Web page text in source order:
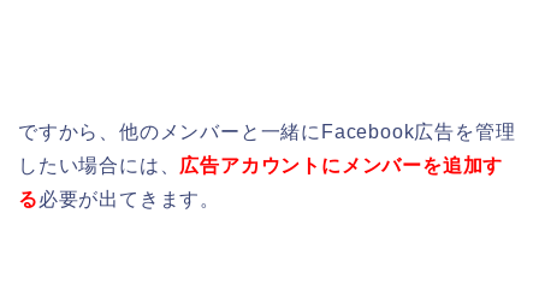
ですから、他のメンバーと一緒にFacebook広告を管理
したい場合には、 広告アカウントにメンバーを追加す
る必要が出てきます。